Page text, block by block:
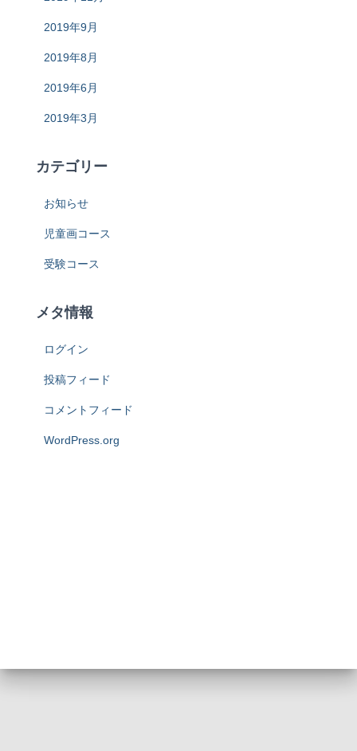
2019年9月
2019年8月
2019年6月
2019年3月
カテゴリー
お知らせ
児童画コース
受験コース
メタ情報
ログイン
投稿フィード
コメントフィード
WordPress.org